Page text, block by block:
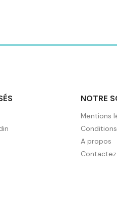
NOTRE
Mentions
A propos